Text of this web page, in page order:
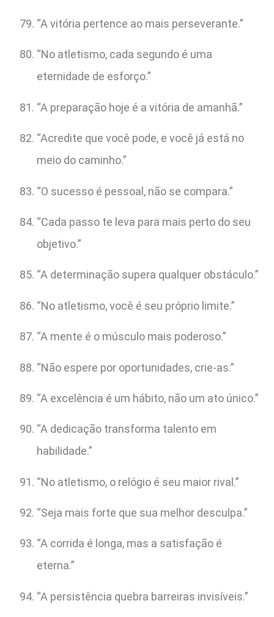
“A vitória pertence ao mais perseverante.”
“No atletismo, cada segundo é uma
eternidade de esforço.”
“A preparação hoje é a vitória de amanhã.”
“Acredite que você pode, e você já está no
meio do caminho.”
“O sucesso é pessoal, não se compara.”
“Cada passo te leva para mais perto do seu
objetivo.”
“A determinação supera qualquer obstáculo.”
“No atletismo, você é seu próprio limite.”
“A mente é o músculo mais poderoso.”
“Não espere por oportunidades, crie-as.”
“A excelência é um hábito, não um ato único.”
“A dedicação transforma talento em
habilidade.”
“No atletismo, o relógio é seu maior rival.”
“Seja mais forte que sua melhor desculpa.”
“A corrida é longa, mas a satisfação é
eterna.”
“A persistência quebra barreiras invisíveis.”